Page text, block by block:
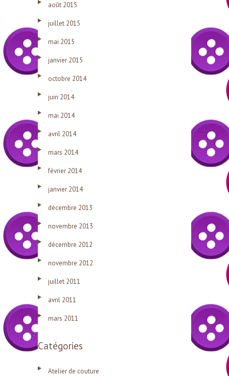
août 2015
juillet 2015
mai 2015
janvier 2015
octobre 2014
juin 2014
mai 2014
avril 2014
mars 2014
février 2014
janvier 2014
décembre 2013
novembre 2013
décembre 2012
novembre 2012
juillet 2011
avril 2011
mars 2011
Catégories
Atelier de couture